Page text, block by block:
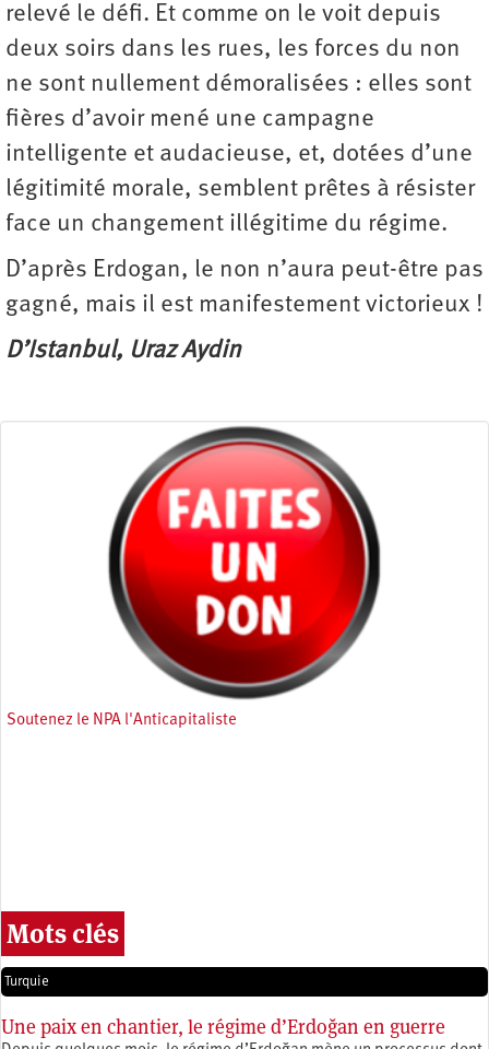
relevé le défi. Et comme on le voit depuis
deux soirs dans les rues, les forces du non
ne sont nullement démoralisées : elles sont
fières d’avoir mené une campagne
intelligente et audacieuse, et, dotées d’une
légitimité morale, semblent prêtes à résister
face un changement illégitime du régime.
D’après Erdogan, le non n’aura peut-être pas
gagné, mais il est manifestement victorieux !
D’Istanbul, Uraz Aydin
Soutenez le NPA l'Anticapitaliste
Mots clés
Turquie
Une paix en chantier, le régime d’Erdoğan en guerre